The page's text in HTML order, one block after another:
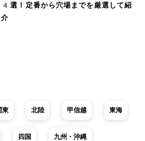
4選！定番から穴場までを厳選して紹
介
東 北陸 甲信越 東海
四国 九州・沖縄